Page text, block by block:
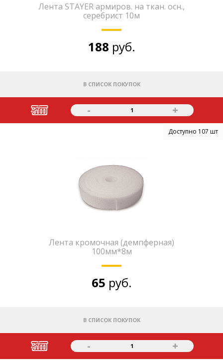
Лента STAYER армиров. на ткан. осн.,
серебрист 10м
188 руб.
В СПИСОК ПОКУПОК
- 1 +
Доступно 107 шт
Лента кромочная (демпферная)
100мм*8м
65 руб.
В СПИСОК ПОКУПОК
- 1 +